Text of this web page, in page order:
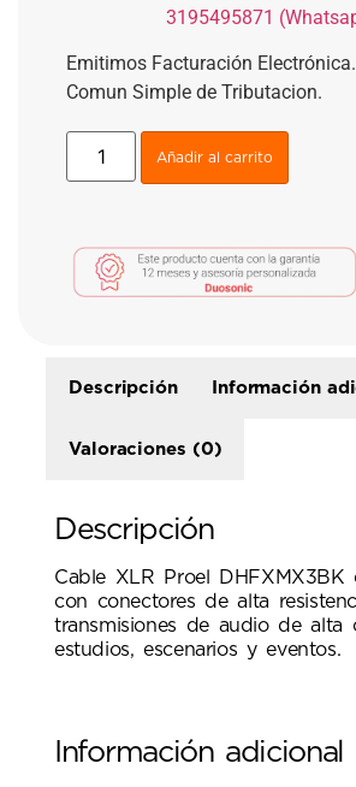
3195495871
Emitimos Facturación
Comun Simple de Tributacion.
Añadir al carrito
Descripción Información
Valoraciones (0)
Descripción
Cable XLR Proel DHFXMX3BK
con conectores de alta
transmisiones de audio de alta
estudios, escenarios y eventos.
Información adicional